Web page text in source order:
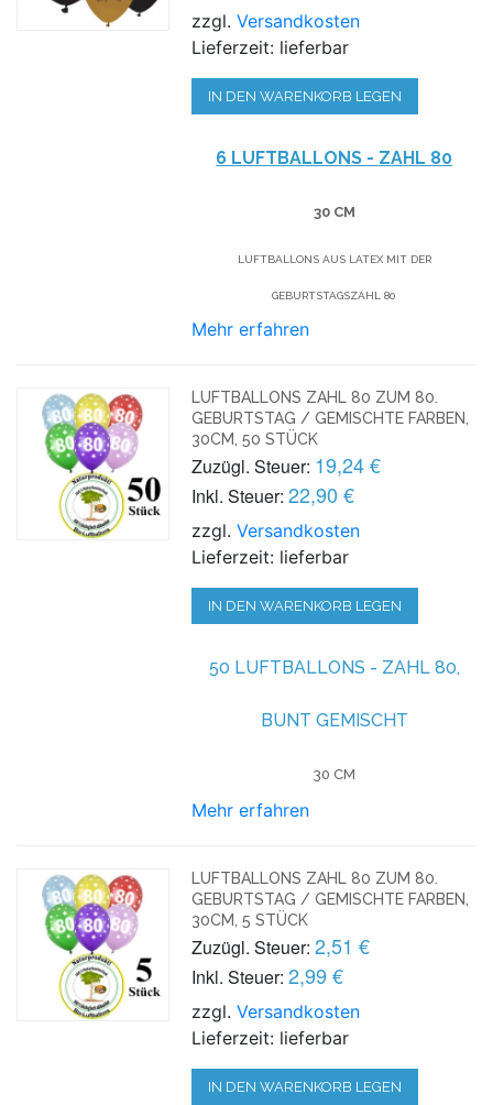
zzgl.Versandkosten
Lieferzeit: lieferbar
IN DEN WARENKORB LEGEN
6 LUFTBALLONS - ZAHL 80
30 CM
LUFTBALLONS AUS LATEX MIT DER
GEBURTSTAGSZAHL 80
Mehr erfahren
LUFTBALLONS ZAHL 80 ZUM 80.
GEBURTSTAG / GEMISCHTE FARBEN,
30CM, 50 STÜCK
Zuzügl. Steuer: 19,24 €
Inkl. Steuer: 22,90 €
zzgl.Versandkosten
Lieferzeit: lieferbar
IN DEN WARENKORB LEGEN
50 LUFTBALLONS - ZAHL 80,
BUNT GEMISCHT
30 CM
Mehr erfahren
LUFTBALLONS ZAHL 80 ZUM 80.
GEBURTSTAG / GEMISCHTE FARBEN,
30CM, 5 STÜCK
Zuzügl. Steuer: 2,51 €
Inkl. Steuer: 2,99 €
zzgl.Versandkosten
Lieferzeit: lieferbar
IN DEN WARENKORB LEGEN